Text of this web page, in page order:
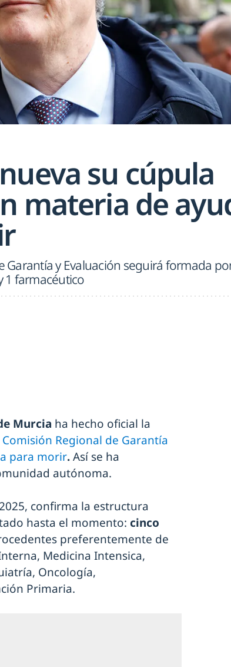
su cúpula
materia de
Garantía y Evaluación seguirá formada
1 farmacéutico
Murcia ha hecho oficial la
Comisión Regional de Garantía
para morir.Así se ha
autónoma.
confirma la estructura
hasta el momento: cinco
preferentemente de
Medicina Intensica,
Oncología,
Primaria.